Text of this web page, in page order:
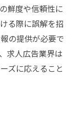
鮮度や信頼性に
る際に誤解を招
の提供が必要で
求人広告業界は
ズに応えること